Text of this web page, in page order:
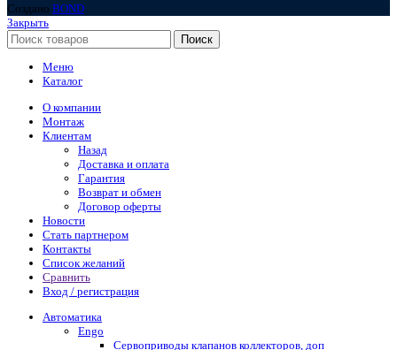
Создано BOND
Закрыть
Поиск
Меню
Каталог
О компании
Монтаж
Клиентам
Назад
Доставка и оплата
Гарантия
Возврат и обмен
Договор оферты
Новости
Стать партнером
Контакты
Список желаний
Сравнить
Вход / регистрация
Автоматика
Engo
Сервоприводы клапанов коллекторов, доп